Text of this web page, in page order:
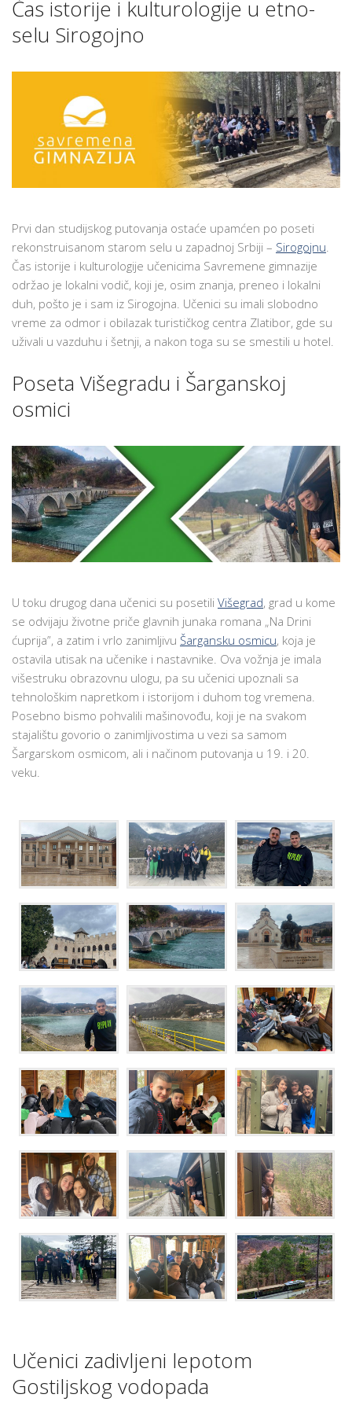
SRBIJU
Čas istorije i kulturologije u etno-
selu Sirogojno
Prvi dan studijskog putovanja ostaće upamćen po poseti
rekonstruisanom starom selu u zapadnoj Srbiji – Sirogojnu.
Čas istorije i kulturologije učenicima Savremene gimnazije
održao je lokalni vodič, koji je, osim znanja, preneo i lokalni
duh, pošto je i sam iz Sirogojna. Učenici su imali slobodno
vreme za odmor i obilazak turističkog centra Zlatibor, gde su
uživali u vazduhu i šetnji, a nakon toga su se smestili u hotel.
Poseta Višegradu i Šarganskoj
osmici
U toku drugog dana učenici su posetili Višegrad, grad u kome
se odvijaju životne priče glavnih junaka romana „Na Drini
ćuprija”, a zatim i vrlo zanimljivu Šargansku osmicu, koja je
ostavila utisak na učenike i nastavnike. Ova vožnja je imala
višestruku obrazovnu ulogu, pa su učenici upoznali sa
tehnološkim napretkom i istorijom i duhom tog vremena.
Posebno bismo pohvalili mašinovođu, koji je na svakom
stajalištu govorio o zanimljivostima u vezi sa samom
Šargarskom osmicom, ali i načinom putovanja u 19. i 20.
veku.
Učenici zadivljeni lepotom
Gostiljskog vodopada